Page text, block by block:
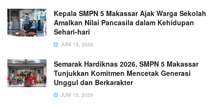
Kepala SMPN 5 Makassar Ajak Warga Sekolah
Amalkan Nilai Pancasila dalam Kehidupan
Sehari-hari
JUNI 15, 2026
Semarak Hardiknas 2026, SMPN 5 Makassar
Tunjukkan Komitmen Mencetak Generasi
Unggul dan Berkarakter
JUNI 15, 2026